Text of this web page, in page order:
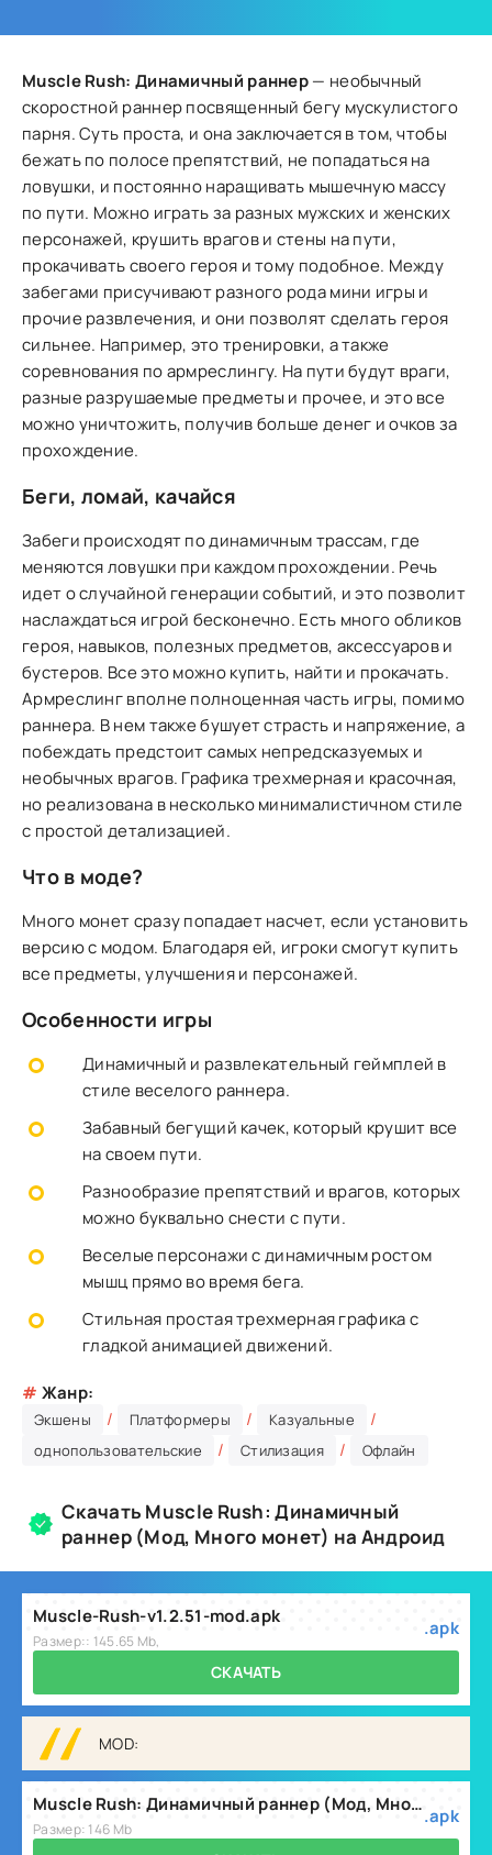
Muscle Rush: Динамичный раннер— необычный
скоростной раннер посвященный бегу мускулистого
парня. Суть проста, и она заключается в том, чтобы
бежать по полосе препятствий, не попадаться на
ловушки, и постоянно наращивать мышечную массу
по пути. Можно играть за разных мужских и женских
персонажей, крушить врагов и стены на пути,
прокачивать своего героя и тому подобное. Между
забегами присучивают разного рода мини игры и
прочие развлечения, и они позволят сделать героя
сильнее. Например, это тренировки, а также
соревнования по армреслингу. На пути будут враги,
разные разрушаемые предметы и прочее, и это все
можно уничтожить, получив больше денег и очков за
прохождение.
Беги, ломай, качайся
Забеги происходят по динамичным трассам, где
меняются ловушки при каждом прохождении. Речь
идет о случайной генерации событий, и это позволит
наслаждаться игрой бесконечно. Есть много обликов
героя, навыков, полезных предметов, аксессуаров и
бустеров. Все это можно купить, найти и прокачать.
Армреслинг вполне полноценная часть игры, помимо
раннера. В нем также бушует страсть и напряжение, а
побеждать предстоит самых непредсказуемых и
необычных врагов. Графика трехмерная и красочная,
но реализована в несколько минималистичном стиле
с простой детализацией.
Что в моде?
Много монет сразу попадает насчет, если установить
версию с модом. Благодаря ей, игроки смогут купить
все предметы, улучшения и персонажей.
Особенности игры
Динамичный и развлекательный геймплей в
стиле веселого раннера.
Забавный бегущий качек, который крушит все
на своем пути.
Разнообразие препятствий и врагов, которых
можно буквально снести с пути.
Веселые персонажи с динамичным ростом
мышц прямо во время бега.
Стильная простая трехмерная графика с
гладкой анимацией движений.
# Жанр:
Экшены / Платформеры / Казуальные /
однопользовательские / Стилизация / Офлайн
Скачать Muscle Rush: Динамичный
раннер (Мод, Много монет) на Андроид
Muscle-Rush-v1.2.51-mod.apk
Размер:: 145.65 Mb,
.apk
СКАЧАТЬ
MOD:
Muscle Rush: Динамичный раннер (Мод, Много монет) v1.2.53
Размер: 146 Mb
.apk